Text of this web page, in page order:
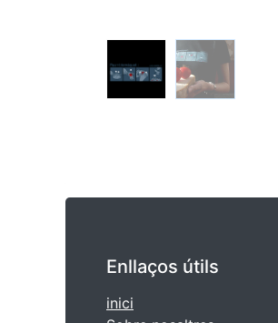
Enllaços útils
inici